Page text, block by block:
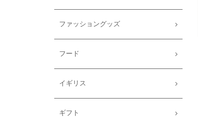
ファッショングッズ
フード
イギリス
ギフト